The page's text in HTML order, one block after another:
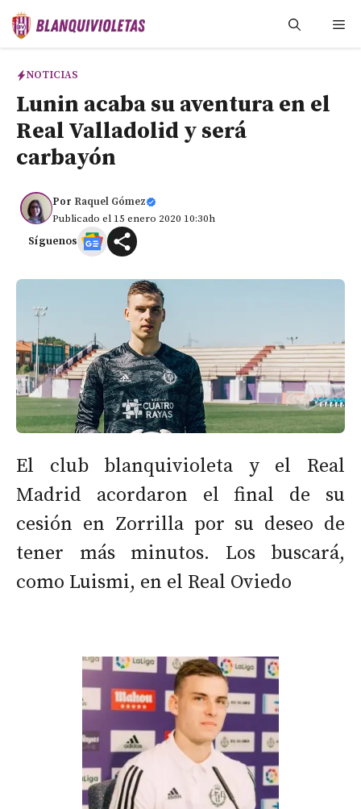
Saltar
NOTICIAS
Lunin acaba su aventura en el
Real Valladolid y será
carbayón
Por Raquel Gómez
Publicado el 15 enero 2020 10:30h
Síguenos
El club blanquivioleta y el Real
Madrid acordaron el final de su
cesión en Zorrilla por su deseo de
tener más minutos. Los buscará,
como Luismi, en el Real Oviedo